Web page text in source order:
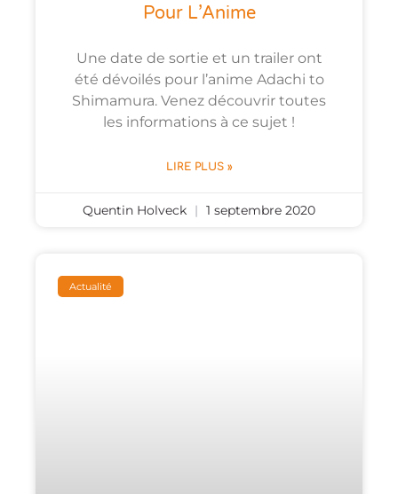
Pour L’Anime
Une date de sortie et un trailer ont
été dévoilés pour l’anime Adachi to
Shimamura. Venez découvrir toutes
les informations à ce sujet !
LIRE PLUS »
Quentin Holveck 1 septembre 2020
Actualité